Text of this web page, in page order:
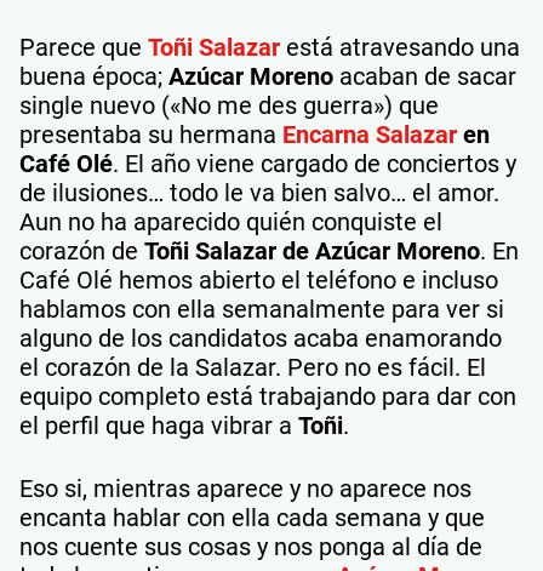
Parece que Toñi Salazar está atravesando una
buena época; Azúcar Moreno acaban de sacar
single nuevo («No me des guerra») que
presentaba su hermana Encarna Salazar en
Café Olé. El año viene cargado de conciertos y
de ilusiones… todo le va bien salvo… el amor.
Aun no ha aparecido quién conquiste el
corazón de Toñi Salazar de Azúcar Moreno. En
Café Olé hemos abierto el teléfono e incluso
hablamos con ella semanalmente para ver si
alguno de los candidatos acaba enamorando
el corazón de la Salazar. Pero no es fácil. El
equipo completo está trabajando para dar con
el perfil que haga vibrar a Toñi.
Eso si, mientras aparece y no aparece nos
encanta hablar con ella cada semana y que
nos cuente sus cosas y nos ponga al día de